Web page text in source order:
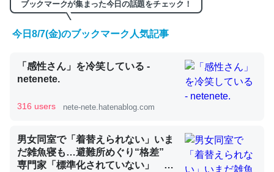
くらい。小説でいう「ずっと前の伏線」は回収されないけ
ど、短期記憶というには多い分量。進化すればするほど分
かりやすく強くなりそう
ブックマークが集まった今日の話題をチェック！
今日8/7(金)のブックマーク人気記事
「感性さん」を冷笑している -
netenete.
316 users nete-nete.hatenablog.com
男女同室で「着替えられない」いま
だ雑魚寝も…避難所めぐり“格差”
専門家「標準化されていない」 令